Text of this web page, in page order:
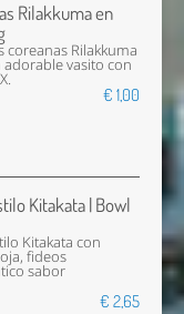
Rilakkuma en
coreanas Rilakkuma
vasito con
€ 1,00
Kitakata | Bowl
Kitakata con
fideos
sabor
€ 2,65